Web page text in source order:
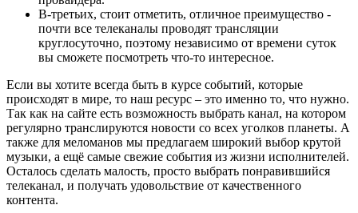
В-третьих, стоит отметить, отличное преимущество -
почти все телеканалы проводят трансляции
круглосуточно, поэтому независимо от времени суток
вы сможете посмотреть что-то интересное.
Если вы хотите всегда быть в курсе событий, которые
происходят в мире, то наш ресурс – это именно то, что нужно.
Так как на сайте есть возможность выбрать канал, на котором
регулярно транслируются новости со всех уголков планеты. А
также для меломанов мы предлагаем широкий выбор крутой
музыки, а ещё самые свежие события из жизни исполнителей.
Осталось сделать малость, просто выбрать понравившийся
телеканал, и получать удовольствие от качественного
контента.